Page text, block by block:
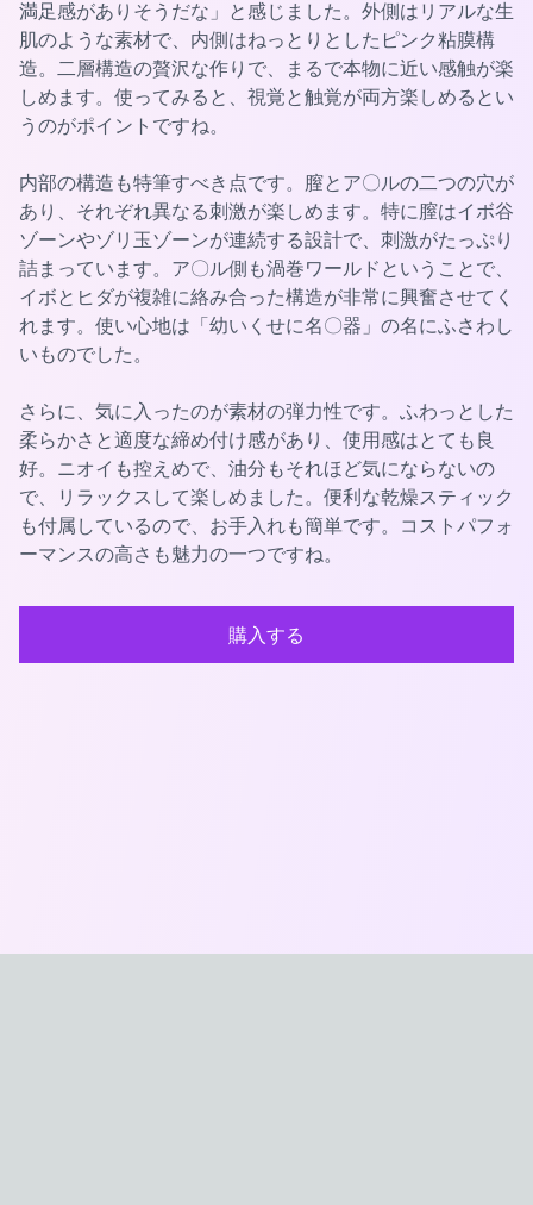
満足感がありそうだな」と感じました。外側はリアルな生
肌のような素材で、内側はねっとりとしたピンク粘膜構
造。二層構造の贅沢な作りで、まるで本物に近い感触が楽
しめます。使ってみると、視覚と触覚が両方楽しめるとい
うのがポイントですね。
内部の構造も特筆すべき点です。膣とア〇ルの二つの穴が
あり、それぞれ異なる刺激が楽しめます。特に膣はイボ谷
ゾーンやゾリ玉ゾーンが連続する設計で、刺激がたっぷり
詰まっています。ア〇ル側も渦巻ワールドということで、
イボとヒダが複雑に絡み合った構造が非常に興奮させてく
れます。使い心地は「幼いくせに名〇器」の名にふさわし
いものでした。
さらに、気に入ったのが素材の弾力性です。ふわっとした
柔らかさと適度な締め付け感があり、使用感はとても良
好。ニオイも控えめで、油分もそれほど気にならないの
で、リラックスして楽しめました。便利な乾燥スティック
も付属しているので、お手入れも簡単です。コストパフォ
ーマンスの高さも魅力の一つですね。
購入する